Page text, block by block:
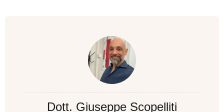
Dott. Giuseppe Scopelliti